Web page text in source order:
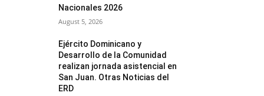
Nacionales 2026
August 5, 2026
Ejército Dominicano y
Desarrollo de la Comunidad
realizan jornada asistencial en
San Juan. Otras Noticias del
ERD